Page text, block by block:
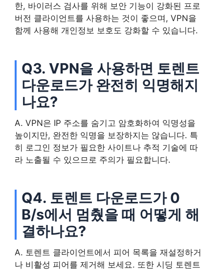
한, 바이러스 검사를 위해 보안 기능이 강화된 프로
버전 클라이언트를 사용하는 것이 좋으며, VPN을
함께 사용해 개인정보 보호도 강화할 수 있습니다.
Q3. VPN을 사용하면 토렌트
다운로드가 완전히 익명해지
나요?
A. VPN은 IP 주소를 숨기고 암호화하여 익명성을
높이지만, 완전한 익명을 보장하지는 않습니다. 특
히 로그인 정보가 필요한 사이트나 추적 기술에 따
라 노출될 수 있으므로 주의가 필요합니다.
Q4. 토렌트 다운로드가 0
B/s에서 멈췄을 때 어떻게 해
결하나요?
A. 토렌트 클라이언트에서 피어 목록을 재설정하거
나 비활성 피어를 제거해 보세요. 또한 시딩 토렌트